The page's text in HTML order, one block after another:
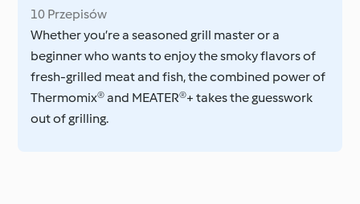
10 Przepisów
Whether you’re a seasoned grill master or a
beginner who wants to enjoy the smoky flavors of
fresh-grilled meat and fish, the combined power of
Thermomix® and MEATER®+ takes the guesswork
out of grilling.